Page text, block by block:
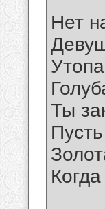
Нет
Ты